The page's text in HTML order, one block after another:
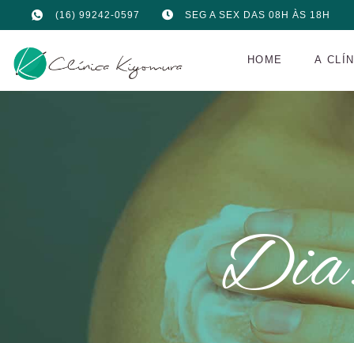
(16) 99242-0597 SEG A SEX DAS 08H ÀS 18H
HOME A